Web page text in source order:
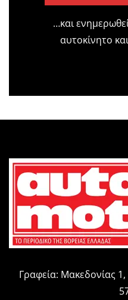
…και
αυτοκίνητο
Γραφεία: Μακεδονίας